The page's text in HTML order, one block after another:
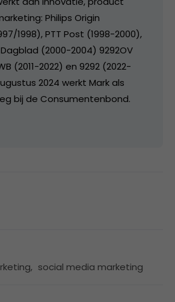
Philips Origin
1998), PTT Post (1998-2000),
(2000-2004) 9292OV
(2011-2022) en 9292 (2022-
2024 werkt Mark als
bij de Consumentenbond.
, social media marketing